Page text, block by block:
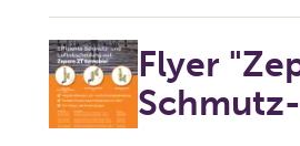
Flyer